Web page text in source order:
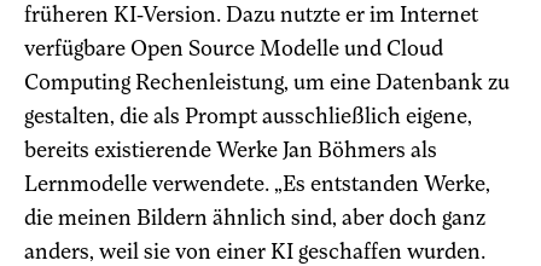
früheren KI-Version. Dazu nutzte er im Internet
verfügbare Open Source Modelle und Cloud
Computing Rechenleistung, um eine Datenbank zu
gestalten, die als Prompt ausschließlich eigene,
bereits existierende Werke Jan Böhmers als
Lernmodelle verwendete. „Es entstanden Werke,
die meinen Bildern ähnlich sind, aber doch ganz
anders, weil sie von einer KI geschaffen wurden.